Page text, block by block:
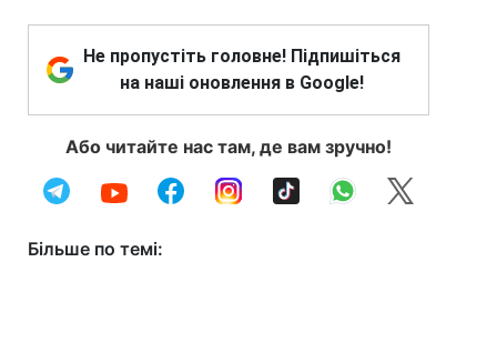
Не пропустіть головне! Підпишіться
на наші оновлення в Google!
Або читайте нас там, де вам зручно!
Більше по темі: